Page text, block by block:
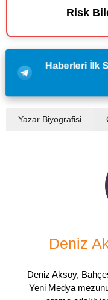
Risk
Haberleri İlk
Yazar Biyografisi
Deniz
Deniz Aksoy,
Yeni Medya